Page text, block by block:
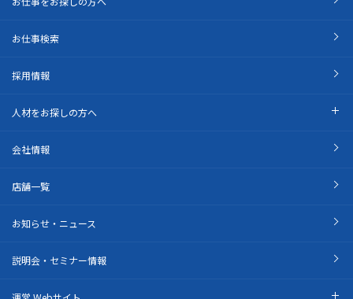
お仕事検索
採用情報
人材をお探しの方へ
会社情報
店舗一覧
お知らせ・ニュース
説明会・セミナー情報